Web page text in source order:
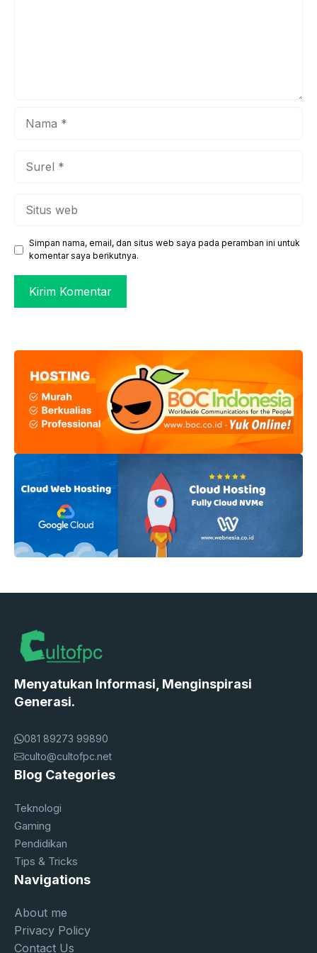
Simpan nama, email, dan situs web saya pada peramban ini untuk
komentar saya berikutnya.
Menyatukan Informasi, Menginspirasi
Generasi.
081 89273 99890
culto@cultofpc.net
Blog Categories
Teknologi
Gaming
Pendidikan
Tips & Tricks
Navigations
About me
Privacy Policy
Contact Us